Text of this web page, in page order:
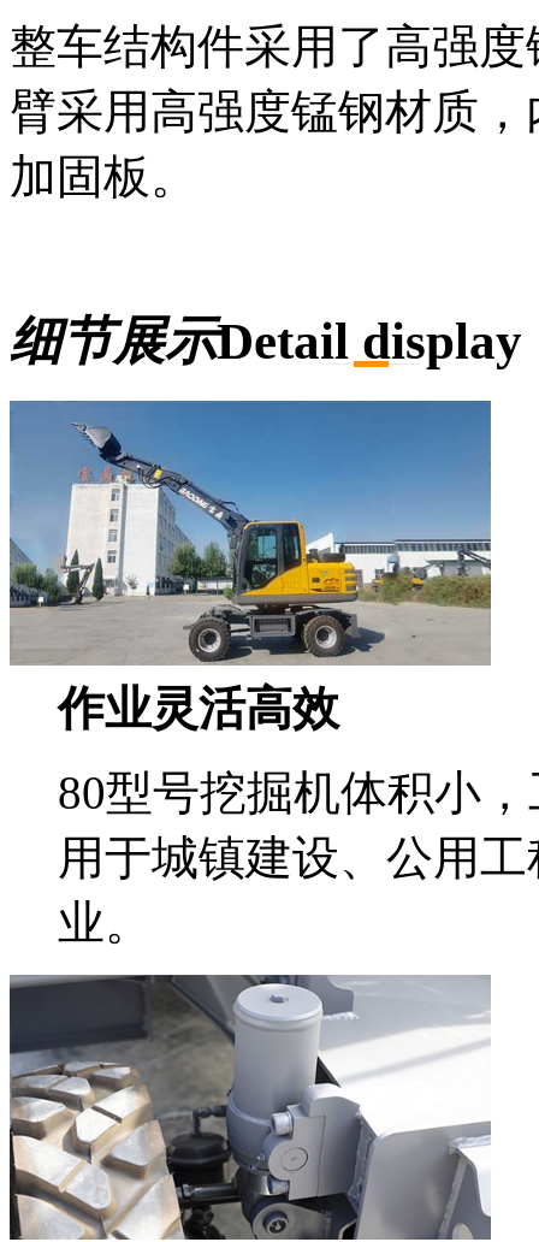
整车结构件采用了高强
臂采用高强度锰钢材质
加固板。
细节展示Detail display
作业灵活高效
80型号挖掘机体积小
用于城镇建设、公用
业。